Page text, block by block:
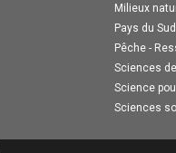
Milieux
Pays du Sud
Pêche -
Sciences
Science
Sciences